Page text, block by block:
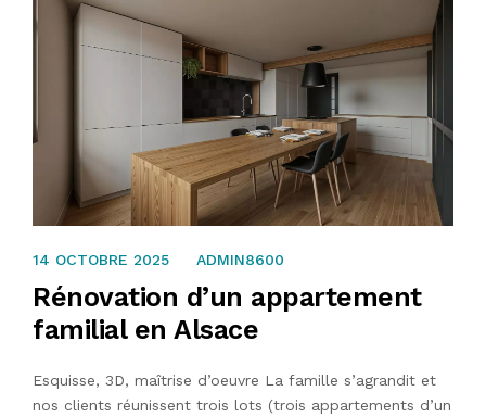
14 OCTOBRE 2025
14 OCTOBRE 2025 ADMIN8600
Rénovation d’un appartement
familial en Alsace
Esquisse, 3D, maîtrise d’oeuvre La famille s’agrandit et
nos clients réunissent trois lots (trois appartements d’un